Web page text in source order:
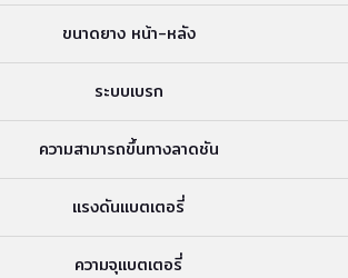
ขนาดยาง หน้า-หลัง
ระบบเบรก
ความสามารถขึ้นทางลาดชัน
แรงดันแบตเตอรี่
ความจุแบตเตอรี่